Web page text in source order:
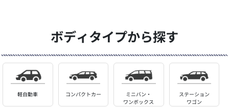
ボディタイプから探す
軽自動車 コンパクトカー
ミニバン・
ワンボックス
ステーション
ワゴン